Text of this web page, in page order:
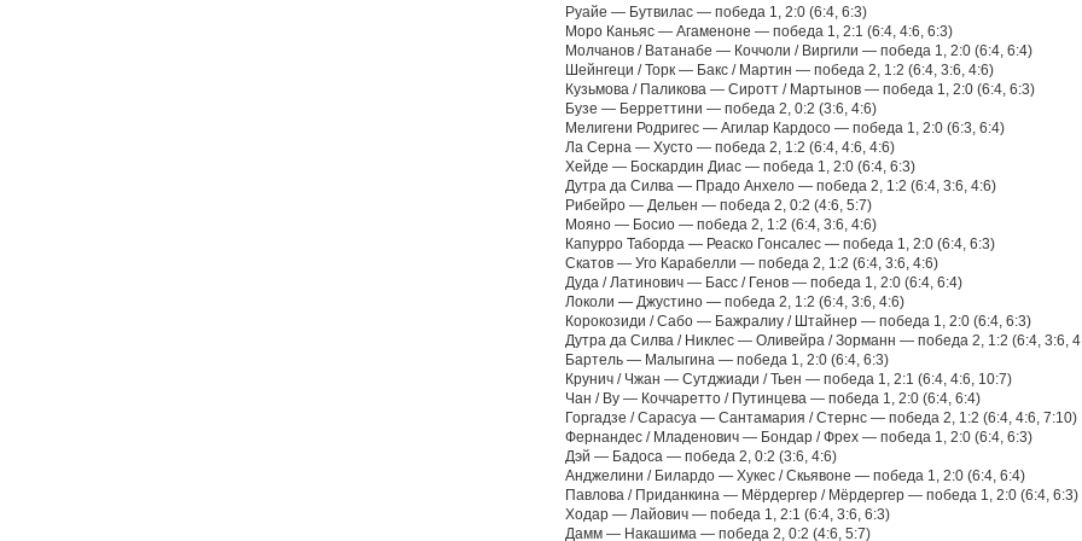
Руайе — Бутвилас — победа 1, 2:0 (6:4, 6:3)
Моро Каньяс — Агаменоне — победа 1, 2:1 (6:4, 4:6, 6:3)
Молчанов / Ватанабе — Коччоли / Виргили — победа 1, 2:0 (6:4, 6:4)
Шейнгеци / Торк — Бакс / Мартин — победа 2, 1:2 (6:4, 3:6, 4:6)
Кузьмова / Паликова — Сиротт / Мартынов — победа 1, 2:0 (6:4, 6:3)
Бузе — Берреттини — победа 2, 0:2 (3:6, 4:6)
Мелигени Родригес — Агилар Кардосо — победа 1, 2:0 (6:3, 6:4)
Ла Серна — Хусто — победа 2, 1:2 (6:4, 4:6, 4:6)
Хейде — Боскардин Диас — победа 1, 2:0 (6:4, 6:3)
Дутра да Силва — Прадо Анхело — победа 2, 1:2 (6:4, 3:6, 4:6)
Рибейро — Дельен — победа 2, 0:2 (4:6, 5:7)
Мояно — Босио — победа 2, 1:2 (6:4, 3:6, 4:6)
Капурро Таборда — Реаско Гонсалес — победа 1, 2:0 (6:4, 6:3)
Скатов — Уго Карабелли — победа 2, 1:2 (6:4, 3:6, 4:6)
Дуда / Латинович — Басс / Генов — победа 1, 2:0 (6:4, 6:4)
Локоли — Джустино — победа 2, 1:2 (6:4, 3:6, 4:6)
Корокозиди / Сабо — Бажралиу / Штайнер — победа 1, 2:0 (6:4, 6:3)
Дутра да Силва / Никлес — Оливейра / Зорманн — победа 2, 1:2 (6:4, 3:6,
Бартель — Малыгина — победа 1, 2:0 (6:4, 6:3)
Крунич / Чжан — Сутджиади / Тьен — победа 1, 2:1 (6:4, 4:6, 10:7)
Чан / Ву — Коччаретто / Путинцева — победа 1, 2:0 (6:4, 6:4)
Горгадзе / Сарасуа — Сантамария / Стернс — победа 2, 1:2 (6:4, 4:6, 7:10)
Фернандес / Младенович — Бондар / Фрех — победа 1, 2:0 (6:4, 6:3)
Дэй — Бадоса — победа 2, 0:2 (3:6, 4:6)
Анджелини / Билардо — Хукес / Скьявоне — победа 1, 2:0 (6:4, 6:4)
Павлова / Приданкина — Мёрдергер / Мёрдергер — победа 1, 2:0 (6:4, 6:3)
Ходар — Лайович — победа 1, 2:1 (6:4, 3:6, 6:3)
Дамм — Накашимa — победа 2, 0:2 (4:6, 5:7)